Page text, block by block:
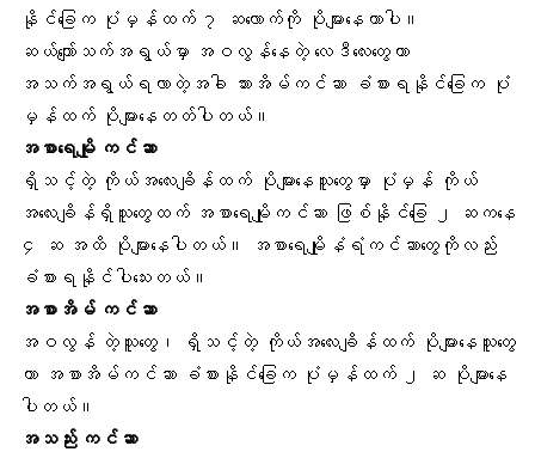
နိုင်ခြေက ပုံမှန်ထက် ၇ ဆလောက်ကို ပိုများနေတာပါ။
ဆယ်ကျော်သက်အရွယ်မှာ အဝလွန်နေတဲ့ လေဒီလေးတွေဟာ
အသက်အရွယ်ရလာတဲ့အခါ သားအိမ်ကင်ဆာ ခံစားရနိုင်ခြေက ပုံ
မှန်ထက် ပိုများနေတတ်ပါတယ်။
အစာရေမျို ကင်ဆာ
ရှိသင့်တဲ့ ကိုယ်အလေးချိန်ထက် ပိုများနေသူတွေမှာ ပုံမှန် ကိုယ်
အလေးချိန်ရှိသူတွေထက် အစာရေမျိုကင်ဆာ ဖြစ်နိုင်ခြေ ၂ ဆကနေ
၄ ဆ အထိ ပိုများနေပါတယ်။ အစာရေမျိုနံရံကင်ဆာတွေကိုလည်း
ခံစားရနိုင်ပါသေးတယ်။
အစာအိမ် ကင်ဆာ
အဝလွန် တဲ့သူတွေ၊ ရှိသင့်တဲ့ ကိုယ်အလေးချိန် ထက် ပိုများနေသူတွေ
ဟာ အစာအိမ်ကင်ဆာ ခံစားနိုင်ခြေက ပုံမှန်ထက် ၂ ဆ ပိုများနေ
ပါတယ်။
အသည်း ကင်ဆာ